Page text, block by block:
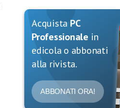
Acquista PC
Professionale in
edicola o abbonati
alla rivista.
ABBONATI ORA!